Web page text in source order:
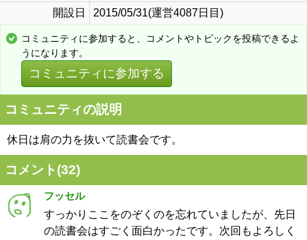
開設日 2015/05/31(運営4087日目)
コミュニティに参加すると、コメントやトピックを投稿できるよ
うになります。
コミュニティに参加する
コミュニティの説明
休日は肩の力を抜いて読書会です。
コメント(32)
フッセル
すっかりここをのぞくのを忘れていましたが、先日
の読書会はすごく面白かったです。次回もよろしく